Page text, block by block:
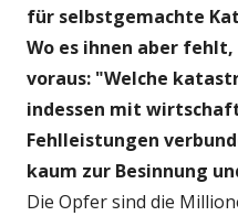
für selbstgemachte
Wo es ihnen aber
voraus: "Welche
indessen mit
Fehlleistungen
kaum zur Besinnung
Die Opfer sind die